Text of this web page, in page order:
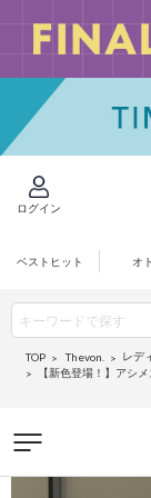
ログイン
ベストヒット オ
TOP Thevon. レデ
【新色登場！】アシ